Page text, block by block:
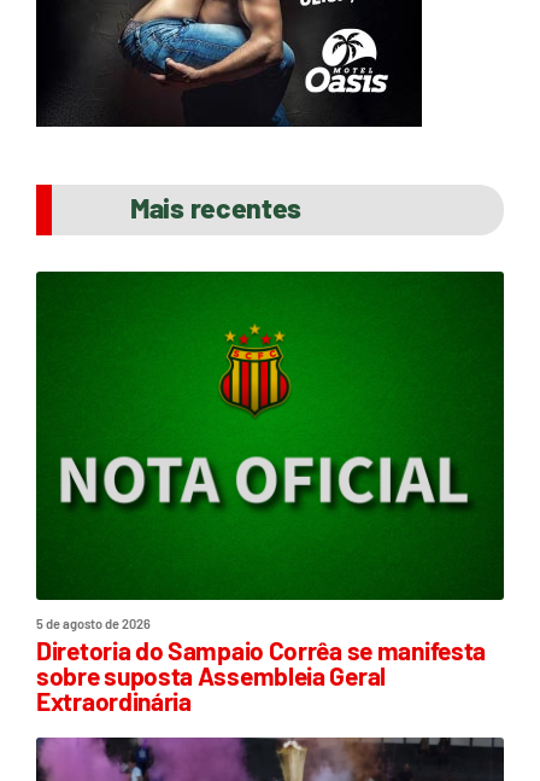
Mais recentes
5 de agosto de 2026
Diretoria do Sampaio Corrêa se manifesta
sobre suposta Assembleia Geral
Extraordinária